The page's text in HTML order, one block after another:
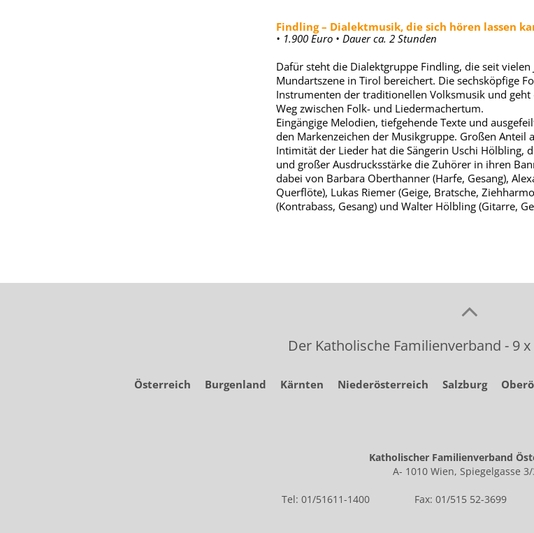
Findling – Dialektmusik, die sich hören lassen
• 1.900 Euro • Dauer ca. 2 Stunden
Dafür steht die Dialektgruppe Findling, die seit vielen
Mundartszene in Tirol bereichert. Die sechsköpfige
Instrumenten der traditionellen Volksmusik und geht
Weg zwischen Folk- und Liedermachertum.
Eingängige Melodien, tiefgehende Texte und
den Markenzeichen der Musikgruppe. Großen Anteil
Intimität der Lieder hat die Sängerin Uschi Hölbling,
und großer Ausdrucksstärke die Zuhörer in ihren
dabei von Barbara Oberthanner (Harfe, Gesang),
Querflöte), Lukas Riemer (Geige, Bratsche,
(Kontrabass, Gesang) und Walter Hölbling (Gitarre,
Der Katholische Familienverband - 9
Österreich Burgenland Kärnten Niederösterreich Salzburg
Katholischer Familienverband
A- 1010 Wien, Spiegelgasse
Tel: 01/51611-1400 Fax: 01/515 52-3699